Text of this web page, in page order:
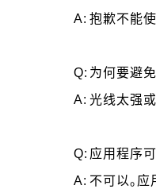
A: 抱歉不能
Q: 为何要避
A: 光线太强
Q: 应用程序
A: 不可以。